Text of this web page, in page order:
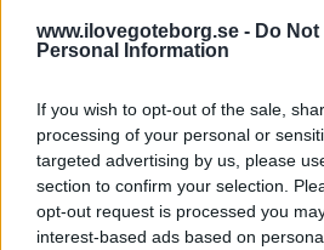
www.ilovegoteborg.se - Do
Personal Information
If you wish to opt-out of the sale,
processing of your personal or
targeted advertising by us, please
section to confirm your selection.
opt-out request is processed you
interest-based ads based on
Landvetter